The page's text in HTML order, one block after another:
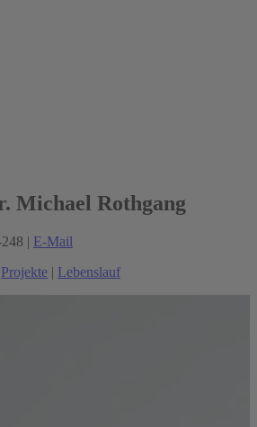
Michael Rothgang
| E-Mail
Projekte | Lebenslauf